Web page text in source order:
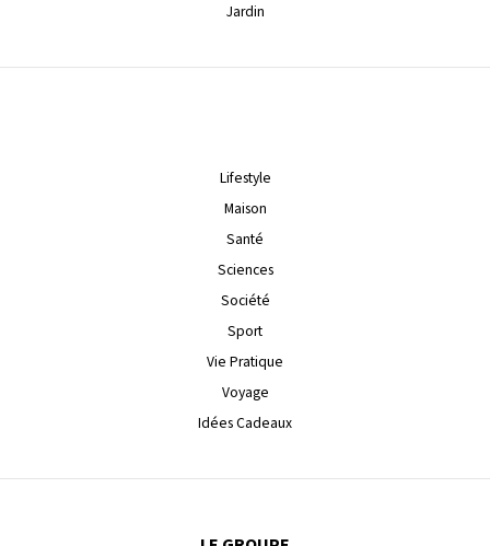
Jardin
Lifestyle
Maison
Santé
Sciences
Société
Sport
Vie Pratique
Voyage
Idées Cadeaux